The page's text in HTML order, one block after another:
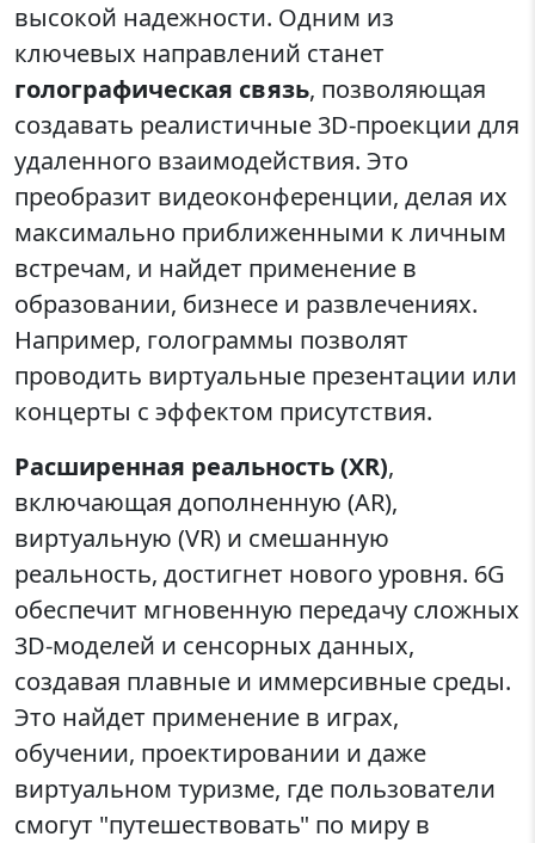
высокой надежности. Одним из
ключевых направлений станет
голографическая связь, позволяющая
создавать реалистичные 3D-проекции для
удаленного взаимодействия. Это
преобразит видеоконференции, делая их
максимально приближенными к личным
встречам, и найдет применение в
образовании, бизнесе и развлечениях.
Например, голограммы позволят
проводить виртуальные презентации или
концерты с эффектом присутствия.
Расширенная реальность (XR),
включающая дополненную (AR),
виртуальную (VR) и смешанную
реальность, достигнет нового уровня. 6G
обеспечит мгновенную передачу сложных
3D-моделей и сенсорных данных,
создавая плавные и иммерсивные среды.
Это найдет применение в играх,
обучении, проектировании и даже
виртуальном туризме, где пользователи
смогут "путешествовать" по миру в